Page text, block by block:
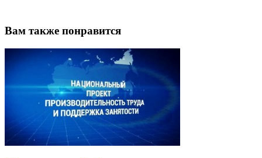
Вам также понравится